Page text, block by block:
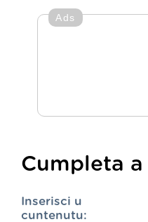
Ads
Cumpleta
Inserisci u
cuntenutu: